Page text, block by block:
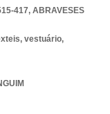
417, ABRAVESES
vestuário,